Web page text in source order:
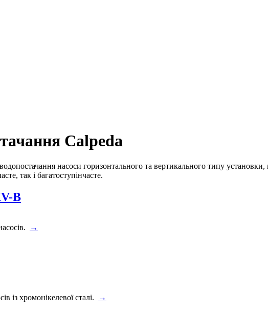
Calpeda
насоси горизонтального та вертикального типу установки,
так і багатоступінчасте.
B
→
із хромонікелевої сталі. →